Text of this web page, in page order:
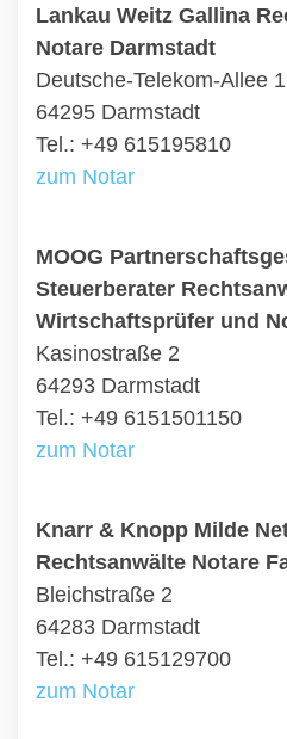
Lankau Weitz Gallina
Notare Darmstadt
Deutsche-Telekom-Allee 1
64295 Darmstadt
Tel.: +49 615195810
zum Notar
MOOG
Steuerberater
Wirtschaftsprüfer und
Kasinostraße 2
64293 Darmstadt
Tel.: +49 6151501150
zum Notar
Knarr & Knopp Milde
Rechtsanwälte Notare
Bleichstraße 2
64283 Darmstadt
Tel.: +49 615129700
zum Notar